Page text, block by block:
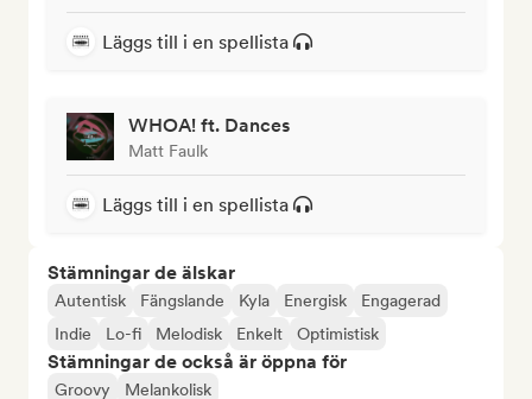
Läggs till i en spellista
WHOA! ft. Dances
Matt Faulk
Läggs till i en spellista
Stämningar de älskar
Autentisk Fängslande Kyla Energisk
Engagerad
Indie
Lo-fi Melodisk Enkelt Optimistisk
Stämningar de också är öppna för
Groovy Melankolisk